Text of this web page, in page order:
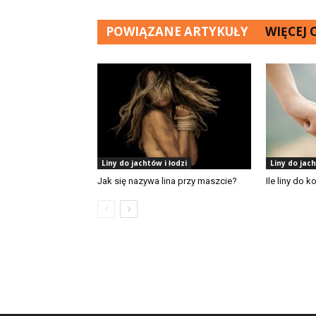
POWIĄZANE ARTYKUŁY WIĘCEJ
Liny do jachtów i łodzi
Jak się nazywa lina przy maszcie?
Liny do
Ile liny do